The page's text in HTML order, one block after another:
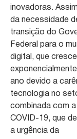
inovadoras.
da necessidade
transição do
Federal para o
digital, que
ano devido a
tecnologia no
combinada com
COVID-19, que
a urgência da